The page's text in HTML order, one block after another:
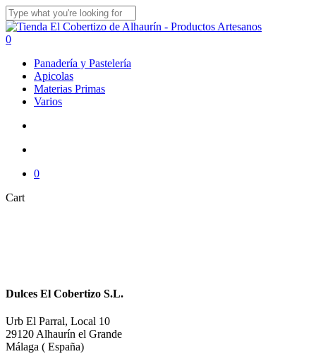
Skip
to
main
Close
Search
search
account
0
Panadería y Pastelería
Apicolas
Materias Primas
Varios
0
CartClose
Dulces El Cobertizo S.L.
Urb El Parral, Local 10
29120 Alhaurín el Grande
Málaga ( España)